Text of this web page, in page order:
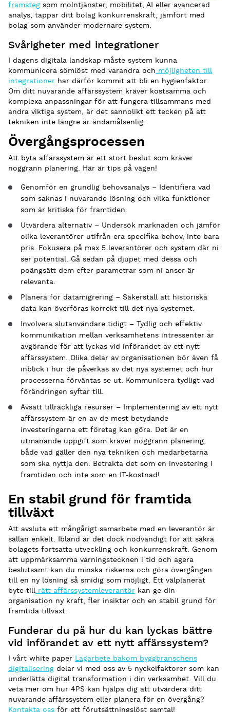
framsteg som molntjänster, mobilitet, AI eller avancerad
analys, tappar ditt bolag konkurrenskraft, jämfört med
bolag som använder modernare system.
Svårigheter med integrationer
I dagens digitala landskap måste system kunna
kommunicera sömlöst med varandra och möjligheten till
integrationer har därför kommit att bli en hygienfaktor.
Om ditt nuvarande affärssystem kräver kostsamma och
komplexa anpassningar för att fungera tillsammans med
andra viktiga system, är det sannolikt ett tecken på att
tekniken inte längre är ändamålsenlig.
Övergångsprocessen
Att byta affärssystem är ett stort beslut som kräver
noggrann planering. Här är tips på vägen!
Genomför en grundlig behovsanalys – Identifiera vad
som saknas i nuvarande lösning och vilka funktioner
som är kritiska för framtiden.
Utvärdera alternativ – Undersök marknaden och jämför
olika leverantörer utifrån era specifika behov, inte bara
pris. Fokusera på max 5 leverantörer och system där ni
ser potential. Gå sedan på djupet med dessa och
poängsätt dem efter parametrar som ni anser är
relevanta.
Planera för datamigrering – Säkerställ att historiska
data kan överföras korrekt till det nya systemet.
Involvera slutanvändare tidigt – Tydlig och effektiv
kommunikation mellan verksamhetens intressenter är
avgörande för att lyckas vid införandet av ett nytt
affärssystem. Olika delar av organisationen bör även få
inblick i hur de påverkas av det nya systemet och hur
processerna förväntas se ut. Kommunicera tydligt vad
förändringen syftar till.
Avsätt tillräckliga resurser – Implementering av ett nytt
affärssystem är en av de mest betydande
investeringarna ett företag kan göra. Det är en
utmanande uppgift som kräver noggrann planering,
både vad gäller den nya tekniken och medarbetarna
som ska nyttja den. Betrakta det som en investering i
framtiden och inte som en IT-kostnad!
En stabil grund för framtida
tillväxt
Att avsluta ett mångårigt samarbete med en leverantör är
sällan enkelt. Ibland är det dock nödvändigt för att säkra
bolagets fortsatta utveckling och konkurrenskraft. Genom
att uppmärksamma varningstecknen i tid och agera
beslutsamt kan du minska riskerna och göra övergången
till en ny lösning så smidig som möjligt. Ett välplanerat
byte till rätt affärssystemleverantör kan ge din
organisation ny kraft, fler insikter och en stabil grund för
framtida tillväxt.
Funderar du på hur du kan lyckas bättre
vid införandet av ett nytt affärssystem?
I vårt white paper Lagarbete bakom byggbranschens
digitalisering delar vi med oss av 5 nyckelfaktorer som kan
underlätta digital transformation i din verksamhet. Vill du
veta mer om hur 4PS kan hjälpa dig att utvärdera ditt
nuvarande affärssystem eller planera för en övergång?
Kontakta oss för ett förutsättningslöst samtal!